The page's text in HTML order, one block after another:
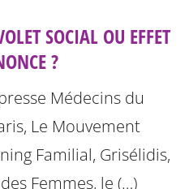
SOCIAL OU EFFET
?
Médecins du
Le Mouvement
Familial, Grisélidis,
Femmes, le (…)